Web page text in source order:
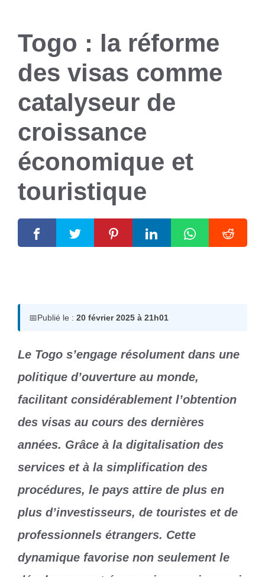
Togo : la réforme
des visas comme
catalyseur de
croissance
économique et
touristique
📅Publié le : 20 février 2025 à 21h01
Le Togo s’engage résolument dans une
politique d’ouverture au monde,
facilitant considérablement l’obtention
des visas au cours des dernières
années. Grâce à la digitalisation des
services et à la simplification des
procédures, le pays attire de plus en
plus d’investisseurs, de touristes et de
professionnels étrangers. Cette
dynamique favorise non seulement le